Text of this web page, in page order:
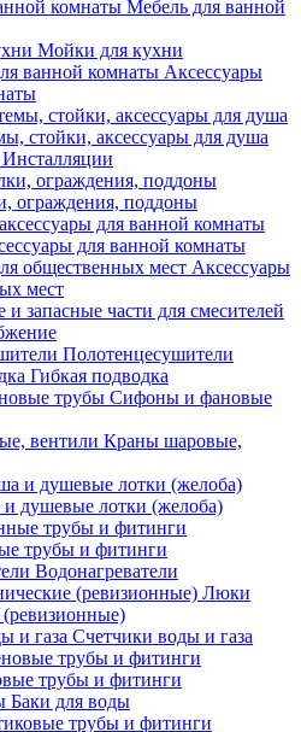
Мебель для ванной
Мойки для кухни
Аксессуары
стойки, аксессуары для душа
Инсталляции
ограждения, поддоны
для ванной комнаты
Аксессуары
мест
запасные части для смесителей
Полотенцесушители
Гибкая подводка
Сифоны и фановые
Краны шаровые,
душевые лотки (желоба)
трубы и фитинги
Водонагреватели
Люки
(ревизионные)
Счетчики воды и газа
трубы и фитинги
Баки для воды